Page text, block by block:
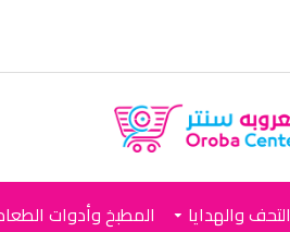
التحف والهدايا المطبخ وأدوات